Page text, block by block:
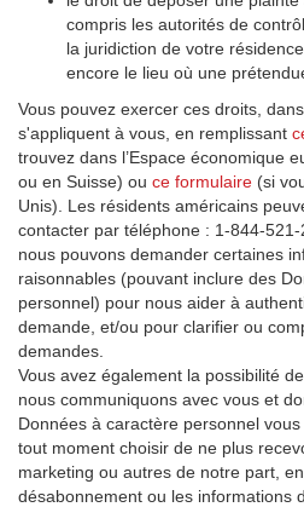
compris les autorités de
la juridiction de votre
encore le lieu où une
Vous pouvez exercer ces droits,
s'appliquent à vous, en remplissant
trouvez dans l’Espace économique
ou en Suisse) ou ce formulaire (si
Unis). Les résidents américains
contacter par téléphone : 1-844-
nous pouvons demander certaines
raisonnables (pouvant inclure des
personnel) pour nous aider à
demande, et/ou pour clarifier ou
demandes.
Vous avez également la possibilité
nous communiquons avec vous et
Données à caractère personnel
tout moment choisir de ne plus
marketing ou autres de notre part,
désabonnement ou les informations